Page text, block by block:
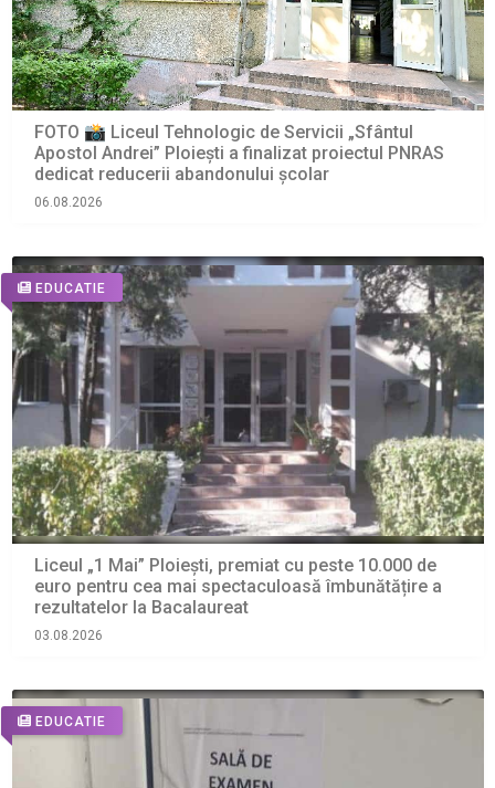
FOTO 📸 Liceul Tehnologic de Servicii „Sfântul
Apostol Andrei” Ploiești a finalizat proiectul PNRAS
dedicat reducerii abandonului școlar
06.08.2026
EDUCATIE
Liceul „1 Mai” Ploiești, premiat cu peste 10.000 de
euro pentru cea mai spectaculoasă îmbunătățire a
rezultatelor la Bacalaureat
03.08.2026
EDUCATIE